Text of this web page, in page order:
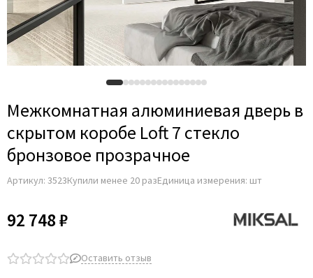
Adden Bau
AGB
Albero
Alvero
Armadillo
Aurum Doors
Belwooddoors
Brandoors
Bussare
Межкомнатная алюминиевая дверь в
скрытом коробе Loft 7 стекло
бронзовое прозрачное
Артикул: 3523Купили менее 20 разЕдиница измерения: шт
92 748 ₽
Оставить отзыв